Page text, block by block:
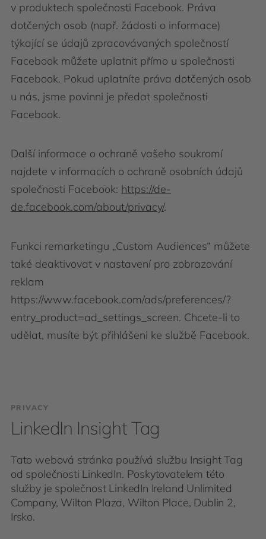
v produktech společnosti Facebook. Práva
dotčených osob (např. žádosti o informace)
týkající se údajů zpracovávaných společností
Facebook můžete uplatnit přímo u společnosti
Facebook. Pokud uplatníte práva dotčených osob
u nás, jsme povinni je předat společnosti
Facebook.
Další informace o ochraně vašeho soukromí
najdete v informacích o ochraně osobních údajů
společnosti Facebook: https://de-
de.facebook.com/about/privacy/.
Funkci remarketingu „Custom Audiences“ můžete
také deaktivovat v nastavení pro zobrazování
reklam
https://www.facebook.com/ads/preferences/?
entry_product=ad_settings_screen. Chcete-li to
udělat, musíte být přihlášeni ke službě Facebook.
PRIVACY
LinkedIn Insight Tag
Tato webová stránka používá službu Insight Tag
od společnosti LinkedIn. Poskytovatelem této
služby je společnost LinkedIn Ireland Unlimited
Company, Wilton Plaza, Wilton Place, Dublin 2,
Irsko.